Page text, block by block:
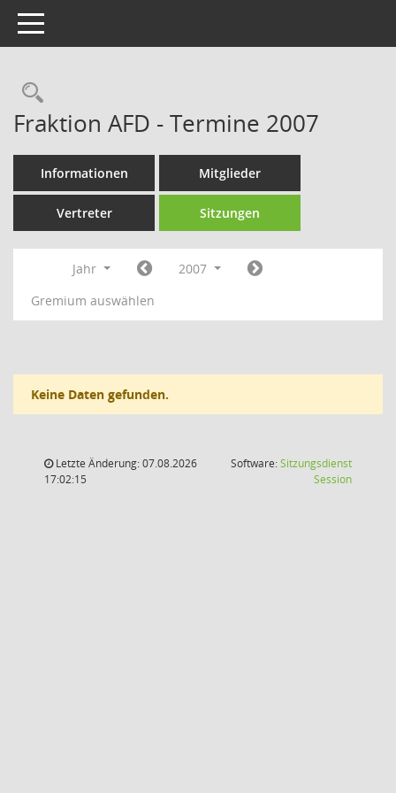
Toggle navigation
Rechercheauswahl
Fraktion AFD - Termine 2007
Informationen Mitglieder
Vertreter Sitzungen
Jahr
2007
Gremium auswählen
Keine Daten gefunden.
Letzte Änderung: 07.08.2026
17:02:15
Software:Sitzungsdienst
Session(Wird in